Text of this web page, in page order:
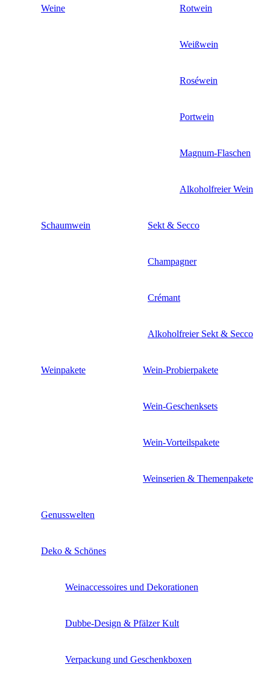
Weine Rotwein
Weißwein
Roséwein
Portwein
Magnum-Flaschen
Alkoholfreier Wein
Schaumwein Sekt & Secco
Champagner
Crémant
Alkoholfreier Sekt & Secco
Weinpakete Wein-Probierpakete
Wein-Geschenksets
Wein-Vorteilspakete
Weinserien & Themenpakete
Genusswelten
Deko & Schönes
Weinaccessoires und Dekorationen
Dubbe-Design & Pfälzer Kult
Verpackung und Geschenkboxen